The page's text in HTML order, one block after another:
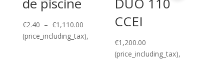
€1,110.00Plage
de
€1,200.00
(price_including_tax),